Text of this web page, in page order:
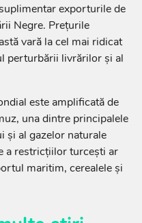
exporturile de
Negre. Prețurile
vară la cel mai ridicat
perturbării livrărilor și al
este amplificată de
una dintre principalele
și al gazelor naturale
a restricțiilor turcești ar
maritim, cerealele și